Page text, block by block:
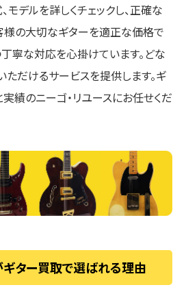
モデルを詳しくチェックし、正確な
様の大切なギターを適正な価格で
寧な対応を心掛けています。どな
だけるサービスを提供します。ギ
績のニーゴ・リユースにお任せくだ
ギター買取で選ばれる理由